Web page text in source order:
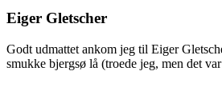
Eiger Gletscher
Godt udmattet ankom jeg til Eiger
smukke bjergsø lå (troede jeg, men det